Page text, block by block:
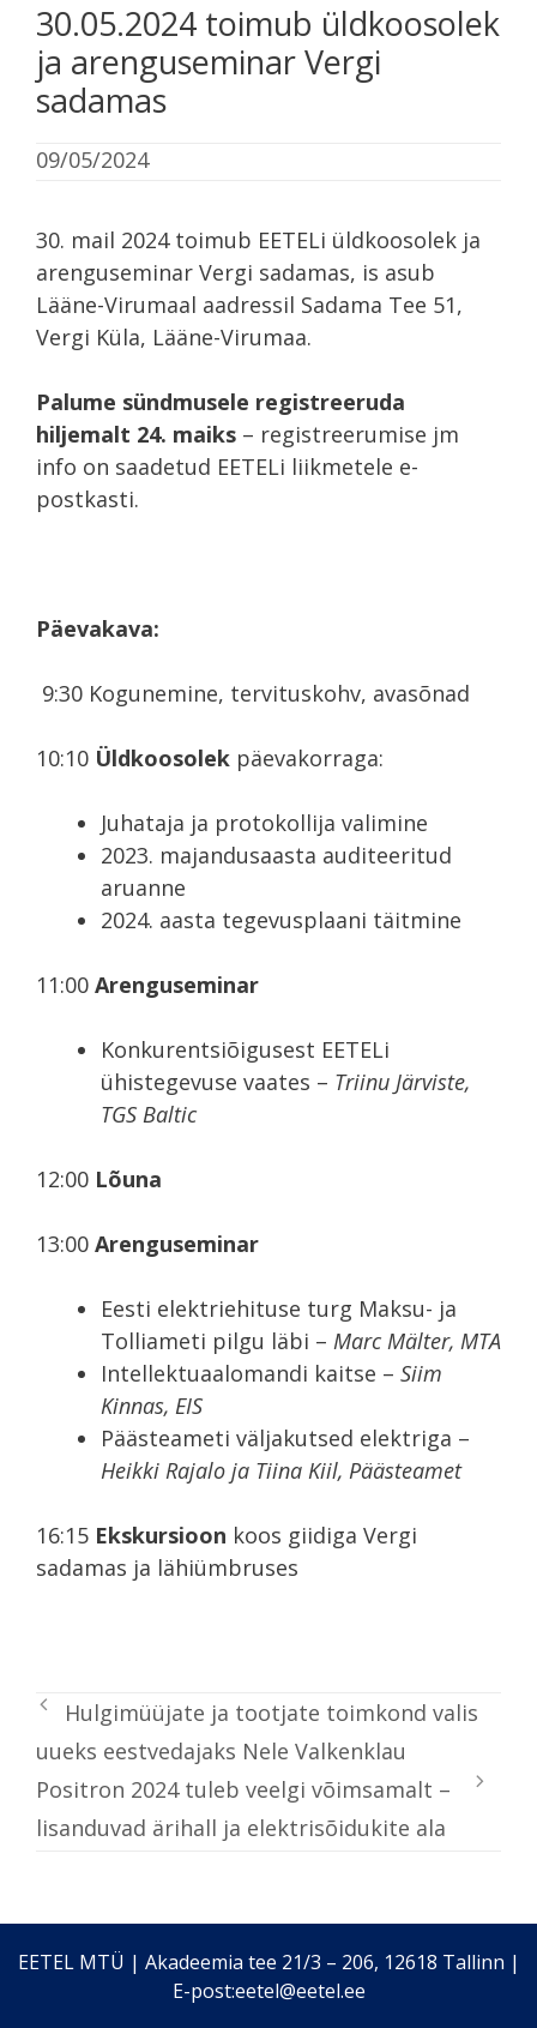
30.05.2024 toimub üldkoosolek
ja arenguseminar Vergi
sadamas
09/05/2024
30. mail 2024 toimub EETELi üldkoosolek ja
arenguseminar Vergi sadamas, is asub
Lääne-Virumaal aadressil Sadama Tee 51,
Vergi Küla, Lääne-Virumaa.
Palume sündmusele registreeruda
hiljemalt 24. maiks – registreerumise jm
info on saadetud EETELi liikmetele e-
postkasti.
Päevakava:
9:30 Kogunemine, tervituskohv, avasõnad
10:10 Üldkoosolek päevakorraga:
Juhataja ja protokollija valimine
2023. majandusaasta auditeeritud
aruanne
2024. aasta tegevusplaani täitmine
11:00 Arenguseminar
Konkurentsiõigusest EETELi
ühistegevuse vaates – Triinu Järviste,
TGS Baltic
12:00 Lõuna
13:00 Arenguseminar
Eesti elektriehituse turg Maksu- ja
Tolliameti pilgu läbi – Marc Mälter, MTA
Intellektuaalomandi kaitse – Siim
Kinnas, EIS
Päästeameti väljakutsed elektriga –
Heikki Rajalo ja Tiina Kiil, Päästeamet
16:15 Ekskursioon koos giidiga Vergi
sadamas ja lähiümbruses
Hulgimüüjate ja tootjate toimkond valis
uueks eestvedajaks Nele Valkenklau
Positron 2024 tuleb veelgi võimsamalt –
lisanduvad ärihall ja elektrisõidukite ala
EETEL MTÜ | Akadeemia tee 21/3 – 206, 12618 Tallinn |
E-post:eetel@eetel.ee